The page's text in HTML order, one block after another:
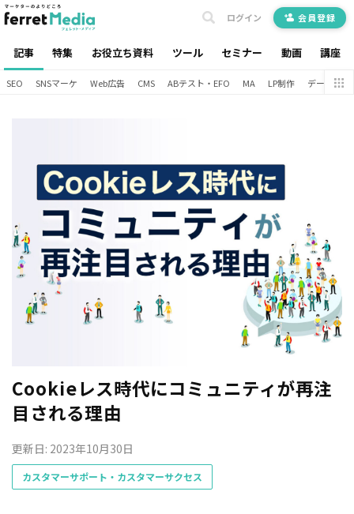
記事 特集 お役立ち資料 ツール セミナー 動画 講座
ログイン 会員登録
SEO SNSマーケ Web広告 CMS ABテスト・EFO MA LP制作 データ分析
Cookieレス時代にコミュニティが再注
目される理由
更新日: 2023年10月30日
カスタマーサポート・カスタマーサクセス